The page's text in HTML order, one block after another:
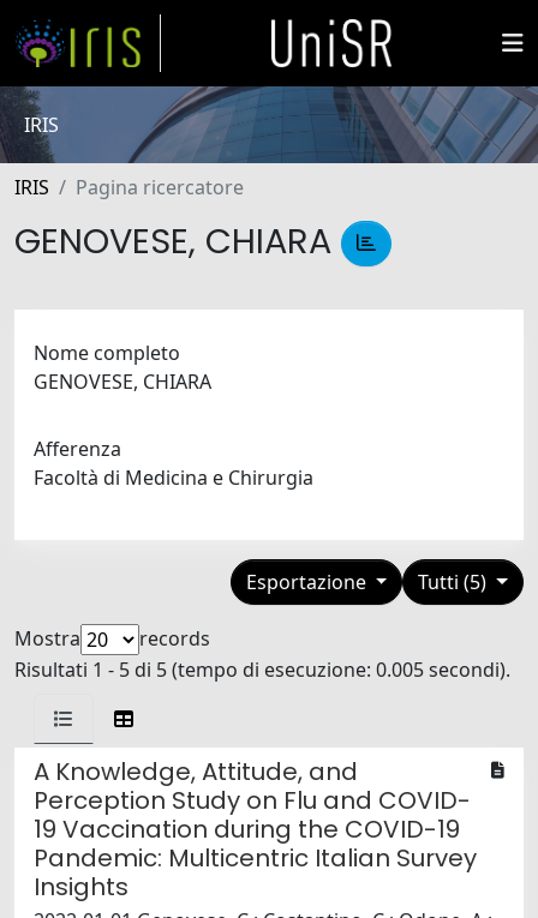
IRIS
IRIS Pagina ricercatore
GENOVESE, CHIARA
Nome completo
GENOVESE, CHIARA
Afferenza
Facoltà di Medicina e Chirurgia
Tutti (5)
Esportazione
Mostra
records
Risultati 1 - 5 di 5 (tempo di esecuzione: 0.005 secondi).
A Knowledge, Attitude, and
Perception Study on Flu and COVID-
19 Vaccination during the COVID-19
Pandemic: Multicentric Italian Survey
Insights